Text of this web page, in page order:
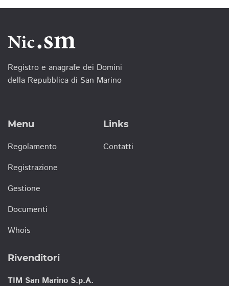
Registro e anagrafe dei Domini
della Repubblica di San Marino
Menu
Regolamento
Registrazione
Gestione
Documenti
Whois
Links
Contatti
Rivenditori
TIM San Marino S.p.A.